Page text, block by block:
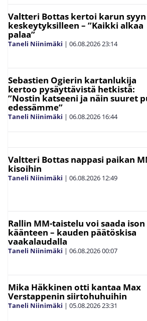
Valtteri Bottas kertoi karun syyn
keskeytyksilleen – ”Kaikki alkaa
palaa”
Taneli Niinimäki | 06.08.202623:14
Sebastien Ogierin kartanlukija
kertoo pysäyttävistä hetkistä:
”Nostin katseeni ja näin suuret
edessämme”
Taneli Niinimäki | 06.08.2026 16:44
Valtteri Bottas nappasi paikan
kisoihin
Taneli Niinimäki | 06.08.2026 12:49
Rallin MM-taistelu voi saada ison
käänteen – kauden päätöskisa
vaakalaudalla
Taneli Niinimäki | 06.08.202600:07
Mika Häkkinen otti kantaa Max
Verstappenin siirtohuhuihin
Taneli Niinimäki | 05.08.202623:31